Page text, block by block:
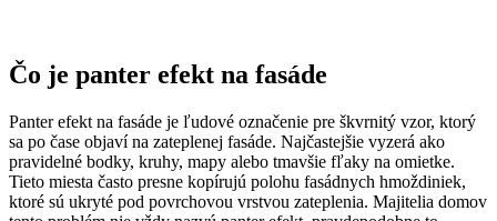
Čo je panter efekt na fasáde
Panter efekt na fasáde je ľudové označenie pre škvrnitý vzor, ktorý
sa po čase objaví na zateplenej fasáde. Najčastejšie vyzerá ako
pravidelné bodky, kruhy, mapy alebo tmavšie fľaky na omietke.
Tieto miesta často presne kopírujú polohu fasádnych hmoždiniek,
ktoré sú ukryté pod povrchovou vrstvou zateplenia. Majitelia domov